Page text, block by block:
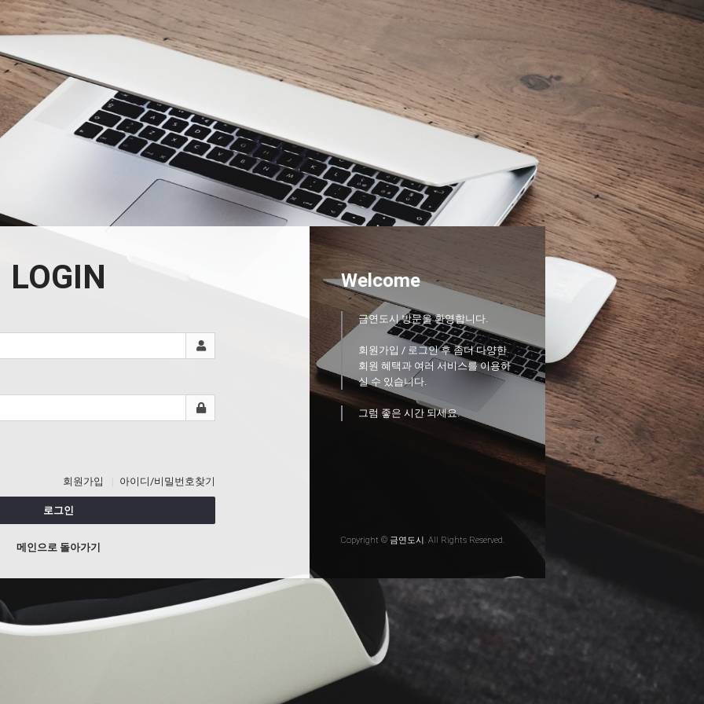
LOGIN
회원가입 아이디/비밀번호찾기
로그인
메인으로 돌아가기
Welcome
금연도시 방문을 환영합니다.
회원가입 / 로그인 후 좀더 다양한
회원 혜택과 여러 서비스를 이용하
실 수 있습니다.
그럼 좋은 시간 되세요.
Copyright © 금연도시. All Rights Reserved.